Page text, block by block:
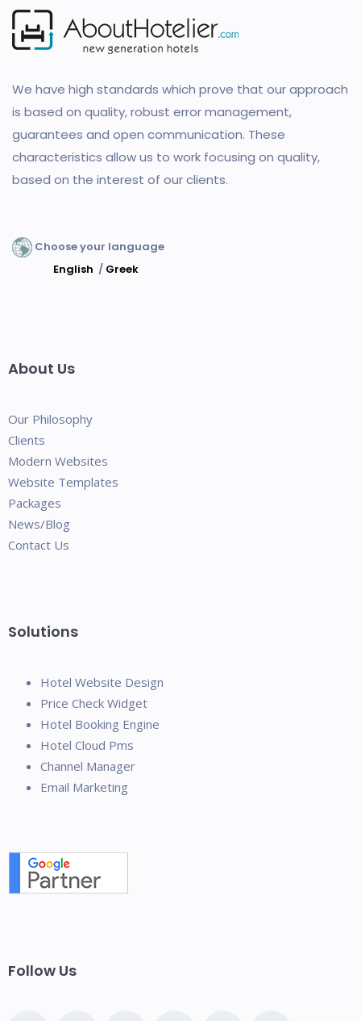
We have high standards which prove that our approach
is based on quality, robust error management,
guarantees and open communication. These
characteristics allow us to work focusing on quality,
based on the interest of our clients.
Choose your language
English / Greek
About Us
Our Philosophy
Clients
Modern Websites
Website Templates
Packages
News/Blog
Contact Us
Solutions
Hotel Website Design
Price Check Widget
Hotel Booking Engine
Hotel Cloud Pms
Channel Manager
Email Marketing
Follow Us